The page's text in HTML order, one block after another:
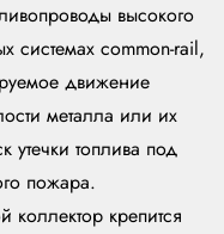
высокого
системах common-rail,
движение
металла или их
утечки топлива под
пожара.
коллектор крепится